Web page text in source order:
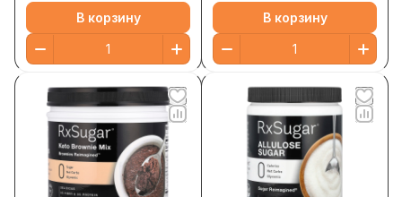
В корзину В корзину